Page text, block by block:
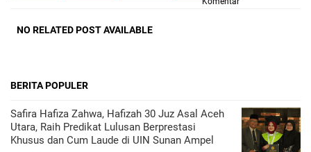
NO RELATED POST AVAILABLE
BERITA POPULER
Safira Hafiza Zahwa, Hafizah 30 Juz Asal Aceh
Utara, Raih Predikat Lulusan Berprestasi
Khusus dan Cum Laude di UIN Sunan Ampel